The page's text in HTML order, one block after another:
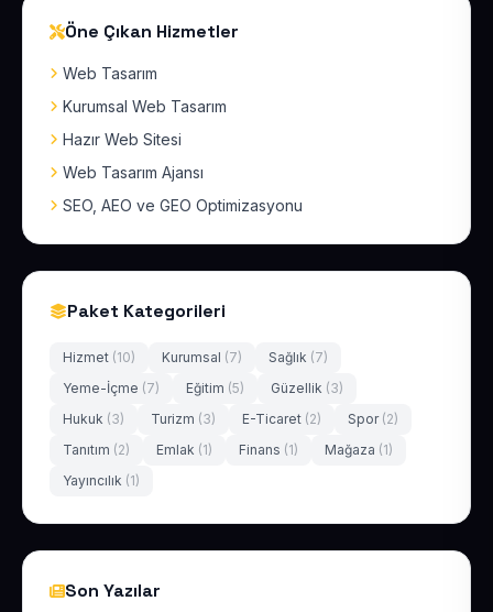
Öne Çıkan Hizmetler
Web Tasarım
Kurumsal Web Tasarım
Hazır Web Sitesi
Web Tasarım Ajansı
SEO, AEO ve GEO Optimizasyonu
Paket Kategorileri
Hizmet (10) Kurumsal (7) Sağlık (7)
Yeme-İçme (7) Eğitim (5) Güzellik (3)
Hukuk (3) Turizm (3) E-Ticaret (2) Spor (2)
Tanıtım (2) Emlak (1) Finans (1) Mağaza (1)
Yayıncılık (1)
Son Yazılar